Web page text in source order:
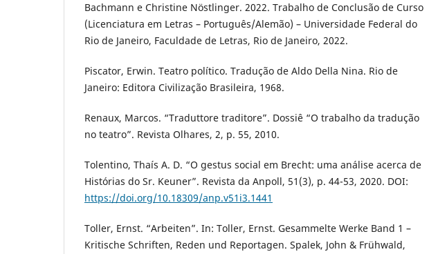
Bachmann e Christine Nöstlinger. 2022. Trabalho de Conclusão de Curso
(Licenciatura em Letras – Português/Alemão) – Universidade Federal do
Rio de Janeiro, Faculdade de Letras, Rio de Janeiro, 2022.
Piscator, Erwin. Teatro político. Tradução de Aldo Della Nina. Rio de
Janeiro: Editora Civilização Brasileira, 1968.
Renaux, Marcos. “Traduttore traditore”. Dossiê “O trabalho da tradução
no teatro”. Revista Olhares, 2, p. 55, 2010.
Tolentino, Thaís A. D. “O gestus social em Brecht: uma análise acerca de
Histórias do Sr. Keuner”. Revista da Anpoll, 51(3), p. 44-53, 2020. DOI:
https://doi.org/10.18309/anp.v51i3.1441
Toller, Ernst. “Arbeiten”. In: Toller, Ernst. Gesammelte Werke Band 1 –
Kritische Schriften, Reden und Reportagen. Spalek, John & Frühwald,